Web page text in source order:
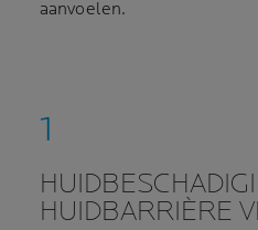
aanvoelen.
HUIDBARRIÈRE